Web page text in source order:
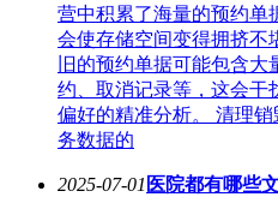
营中积累了海量的预约单
会使存储空间变得拥挤不
旧的预约单据可能包含
约、取消记录等，这会干
偏好的精准分析。 清理
务数据的
2025-07-01 医院都有哪些